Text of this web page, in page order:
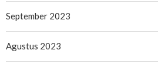
September 2023
Agustus 2023